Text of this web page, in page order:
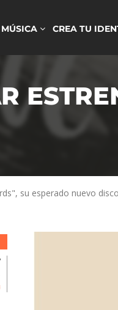
CREA TU
su esperado nuevo disco